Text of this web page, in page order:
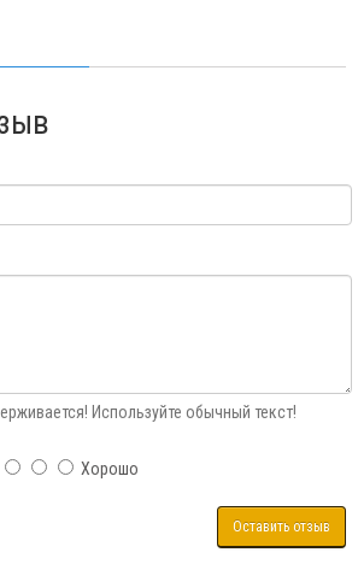
Используйте обычный текст!
Хорошо
Оставить отзыв